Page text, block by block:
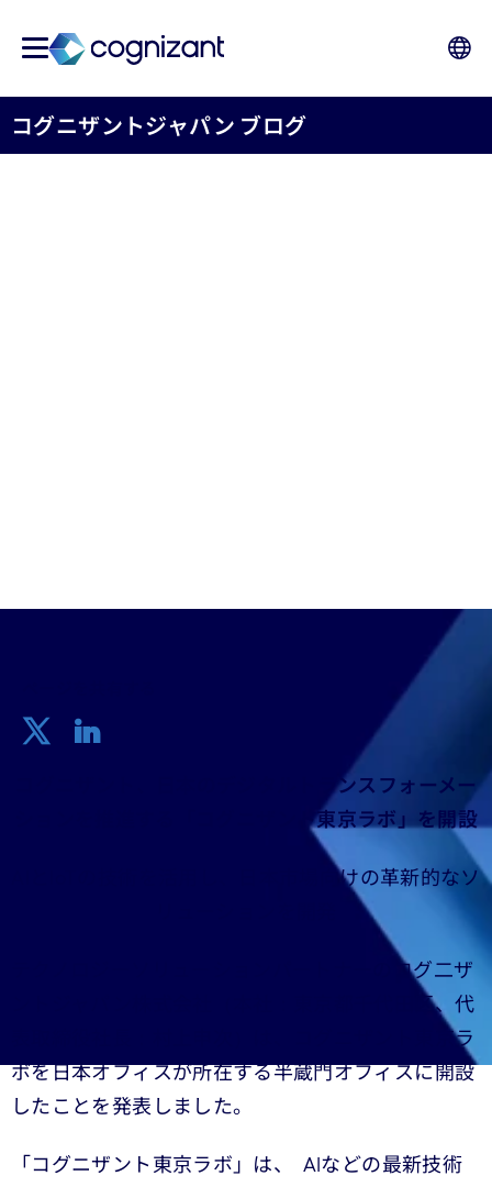
コグニザントジャパン ブログ
コグニザント、日本のデジタルトランスフォーメー
ションを推進する「コグニザント東京ラボ」を開設
AIとIoTの技術を活用し、日本市場向けの革新的なソ
テクノロジーソリューションパートナーのコグ二ザ
ントジャパン株式会社（本社：東京都千代田区、代
表取締役社長：村上申次）は、コグニザント東京ラ
ボを日本オフィスが所在する半蔵門オフィスに開設
したことを発表しました。
「コグニザント東京ラボ」は、 AIなどの最新技術